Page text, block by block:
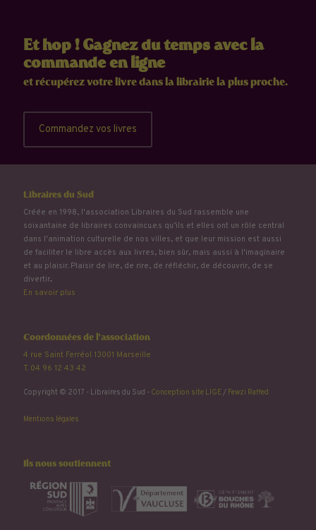
Et hop ! Gagnez du temps avec la
commande en ligne
et récupérez votre livre dans la librairie la plus proche.
Commandez vos livres
Libraires du Sud
Créée en 1998, l'association Libraires du Sud rassemble une
soixantaine de libraires convaincu.e.s qu’ils et elles ont un rôle central
dans l'animation culturelle de nos villes, et que leur mission est aussi
de faciliter le libre accès aux livres, bien sûr, mais aussi à l'imaginaire
et au plaisir. Plaisir de lire, de rire, de réfléchir, de découvrir, de se
divertir...
En savoir plus
Coordonnées de l'association
4 rue Saint Ferréol 13001 Marseille
T. 04 96 12 43 42
Copyright © 2017 - Libraires du Sud - Conception site LIGE / Fewzi Raffed
Mentions légales
Ils nous soutiennent